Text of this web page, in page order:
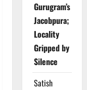
Gurugram’s
Jacobpura;
Locality
Gripped by
Silence
Satish